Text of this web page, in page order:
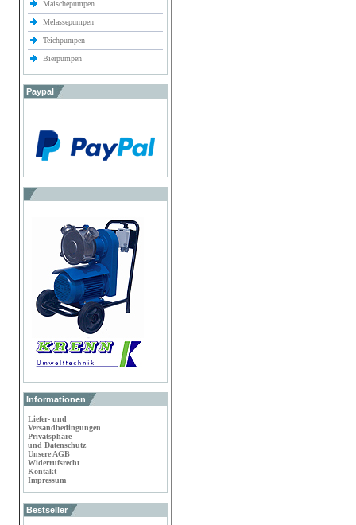
Maischepumpen
Melassepumpen
Teichpumpen
Bierpumpen
Paypal
Informationen
Liefer- und
Versandbedingungen
Privatsphäre
und Datenschutz
Unsere AGB
Widerrufsrecht
Kontakt
Impressum
Bestseller